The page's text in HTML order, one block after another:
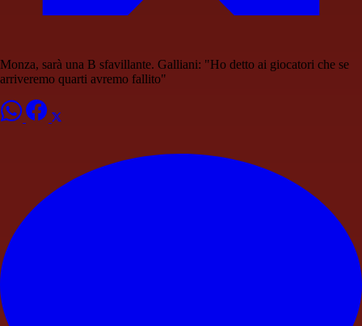
Monza, sarà una B sfavillante. Galliani: "Ho detto ai giocatori che se
arriveremo quarti avremo fallito"